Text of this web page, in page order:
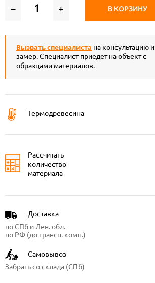
– + В КОРЗИНУ
Вызвать специалиста на консультацию и
замер. Специалист приедет на объект с
образцами материалов.
Термодревесина
Рассчитать
количество
материала
Доставка
по СПб и Лен. обл.
по РФ (до трансп. комп.)
Самовывоз
Забрать со склада (СПб)